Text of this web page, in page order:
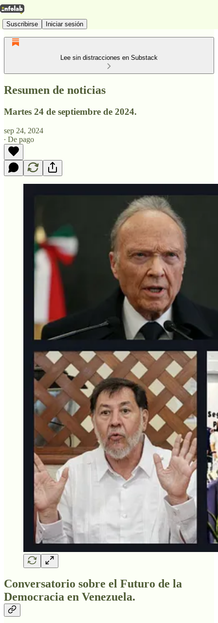
Suscribirse Iniciar sesión
Lee sin distracciones en Substack
Resumen de noticias
Martes 24 de septiembre de 2024.
sep 24, 2024
∙ De pago
Conversatorio sobre el Futuro de la
Democracia en Venezuela.